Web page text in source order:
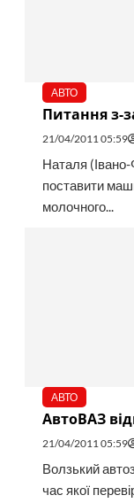
АВТО
Питання з-
21/04/2011 05:59
Наталя
поставити
молочного...
АВТО
АвтоВАЗ
21/04/2011 05:59
Волзький
час якої